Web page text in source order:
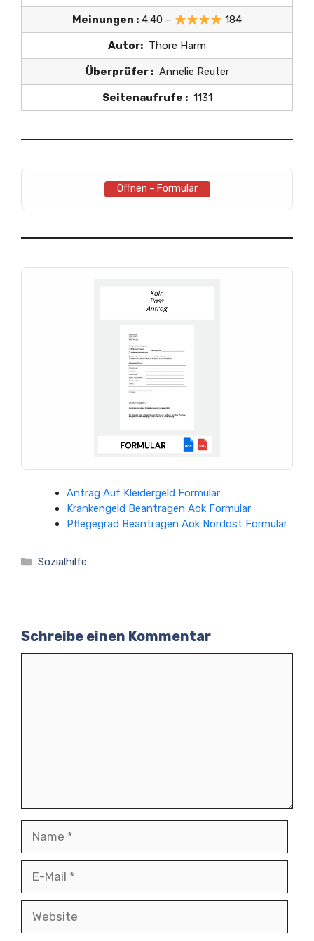
Meinungen :4.40 – 184
Autor: Thore Harm
Überprüfer :Annelie Reuter
Seitenaufrufe :1131
Öffnen – Formular
Antrag Auf Kleidergeld Formular
Krankengeld Beantragen Aok Formular
Pflegegrad Beantragen Aok Nordost Formular
Kategorien
Sozialhilfe
Schreibe einen Kommentar
Mail